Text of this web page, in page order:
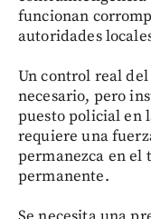
funcionan
autoridades
Un control real
necesario, pero
puesto policial en
requiere una
permanezca en
permanente.